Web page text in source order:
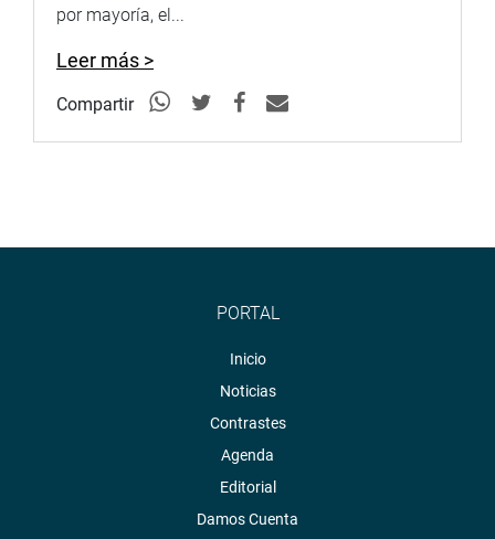
por mayoría, el...
Leer más >
Compartir
PORTAL
Inicio
Noticias
Contrastes
Agenda
Editorial
Damos Cuenta